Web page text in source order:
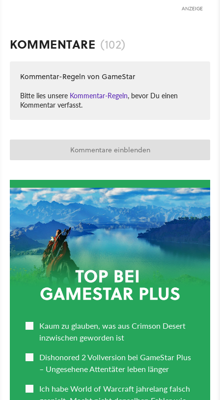
ANZEIGE
KOMMENTARE (102)
Kommentar-Regeln von GameStar
Bitte lies unsere Kommentar-Regeln, bevor Du einen
Kommentar verfasst.
Kommentare einblenden